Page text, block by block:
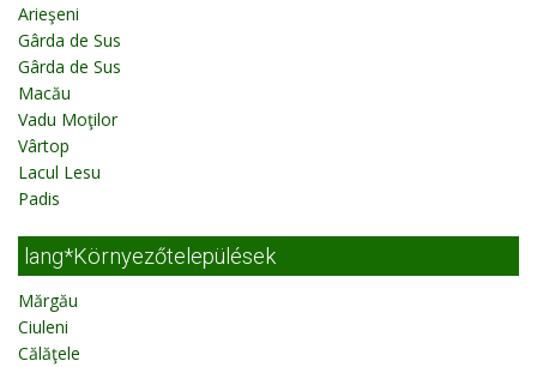
Arieşeni
Gârda de Sus
Gârda de Sus
Macău
Vadu Moţilor
Vârtop
Lacul Lesu
Padis
lang*Környezőtelepülések
Mărgău
Ciuleni
Călăţele